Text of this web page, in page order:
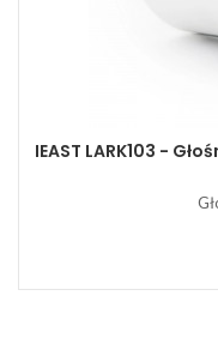
IEAST LARK103 -